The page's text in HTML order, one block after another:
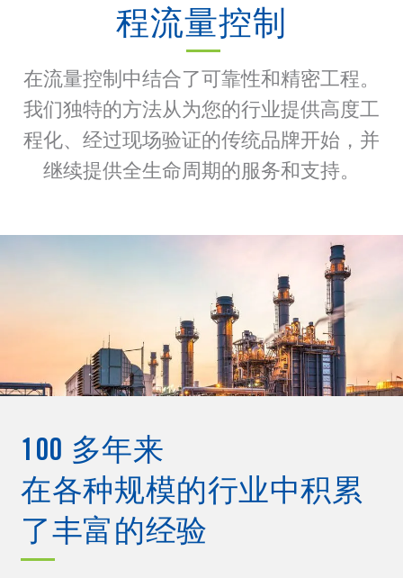
程流量控制
在流量控制中结合了可靠性和精密工程。
我们独特的方法从为您的行业提供高度工
程化、经过现场验证的传统品牌开始，并
继续提供全生命周期的服务和支持。
100 多年来
在各种规模的行业中积累
了丰富的经验